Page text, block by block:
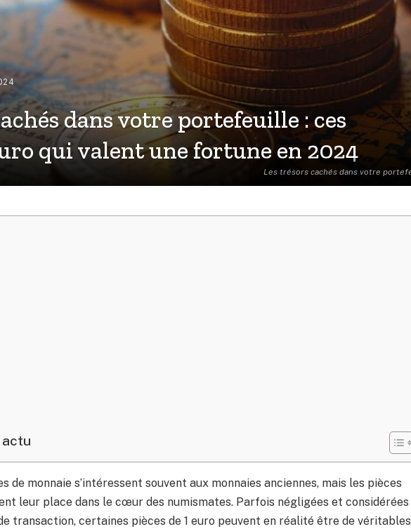
Les trésors cachés dans votre
dans votre portefeuille : ces
qui valent une fortune en 2024
actu
de monnaie s’intéressent souvent aux monnaies anciennes, mais les pièces
leur place dans le cœur des numismates. Parfois négligées et considérées
transaction, certaines pièces de 1 euro peuvent en réalité être de véritables